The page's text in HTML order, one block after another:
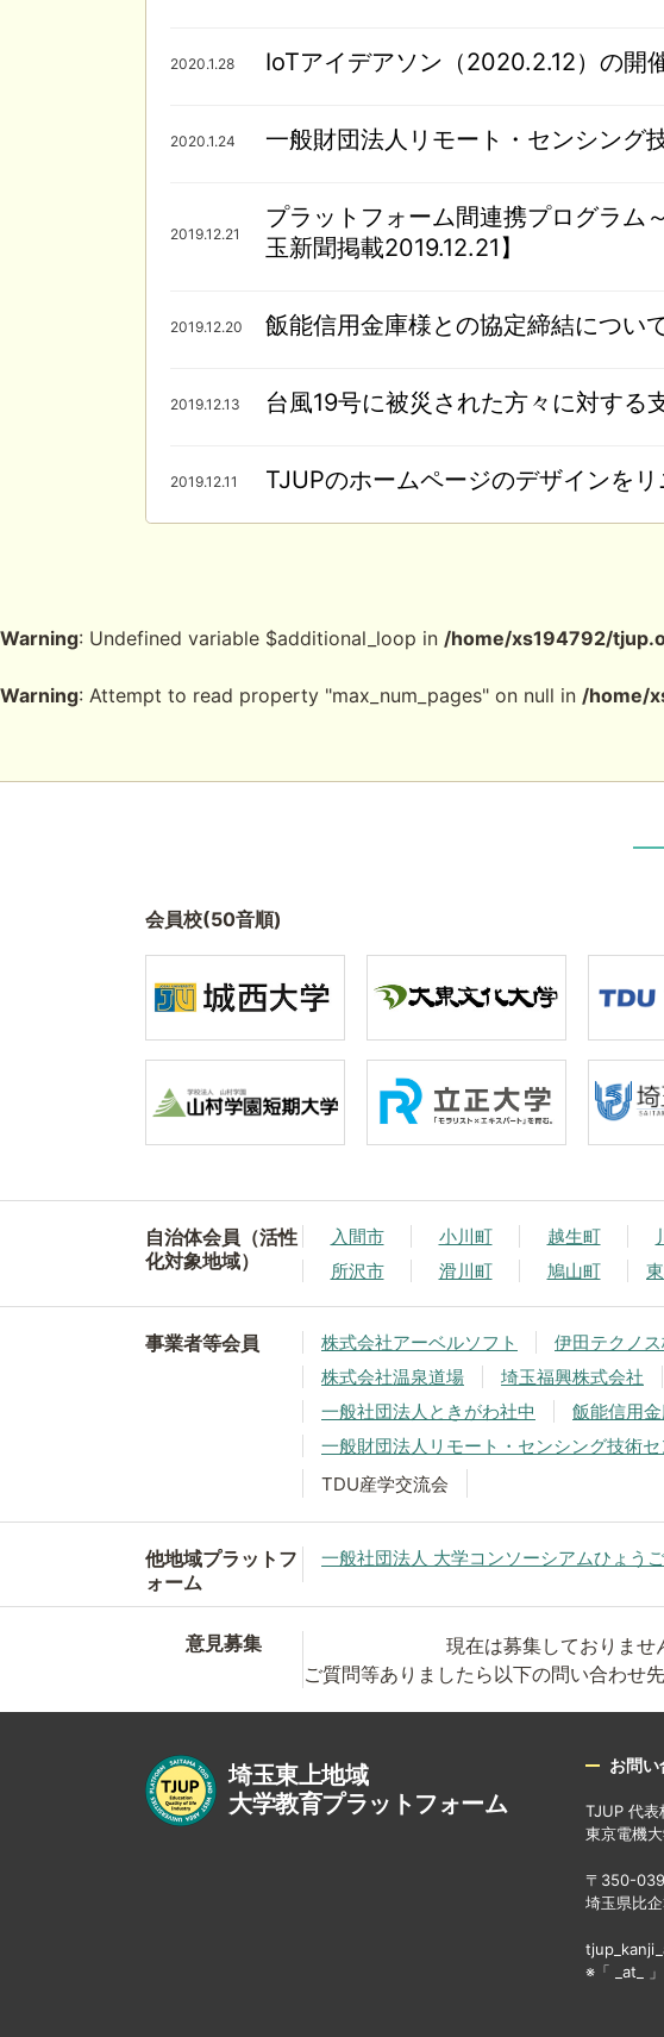
2020.1.28 IoTアイデアソン（2020.2.12）の開
2020.1.24 一般財団法人リモート・センシング
2019.12.21
プラットフォーム間連携プログラム
玉新聞掲載2019.12.21】
2019.12.20 飯能信用金庫様との協定締結につい
2019.12.13 台風19号に被災された方々に対する
2019.12.11 TJUPのホームページのデザインを
Warning: Undefined variable $additional_loop in /home/xs194792/
Warning: Attempt to read property "max_num_pages" on null in /home/
会員校(50音順)
自治体会員（活性
化対象地域）
入間市 小川町 越生町
所沢市
滑川町 鳩山町
事業者等会員 株式会社アーベルソフト 伊田テクノ
株式会社温泉道場
埼玉福興株式会社
一般社団法人ときがわ社中
飯能信用
一般財団法人リモート・センシング技術
TDU産学交流会
他地域プラットフ
ォーム
一般社団法人 大学コンソーシアムひょう
意見募集
現在は募集しておりませ
ご質問等ありましたら以下の問い合わせ
埼玉東上地域
大学教育プラットフォーム
お問
TJUP 代表
東京電機
〒350-
埼玉県比
※「 _at_